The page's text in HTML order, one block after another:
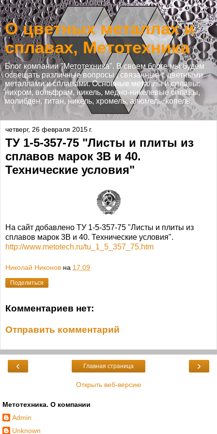
О цветных металлах и
сплавах, Метотехника
Блог компании "Метотехника". В своем блоге мы будем
освещать различные вопросы , связанные с цветными
металлами и сплавами. Основные металлы и сплавы:
нихром, вольфрам, никель, медно-никелевые сплавы,
молибден, титан, никель, хромель, алюмель, копель.
четверг, 26 февраля 2015 г.
ТУ 1-5-357-75 "Листы и плиты из
сплавов марок 3В и 40.
Технические условия"
На сайт добавлено ТУ 1-5-357-75 "Листы и плиты из
сплавов марок 3В и 40. Технические условия".
http://www.metotech.ru/tu_1_5_357_75.htm
Николай Никонов на 17:09
Поделиться
Комментариев нет:
Отправить комментарий
‹ ›
Главная страница
Открыть веб-версию
Метотехника. О компании
Admin
Unknown